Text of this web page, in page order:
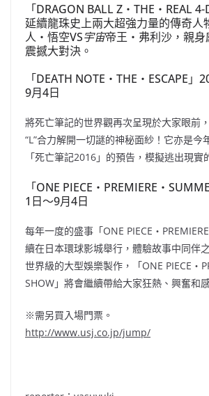
「DRAGON BALL Z・THE・REAL 4-
延續龍珠史上兩大超強力量的傳奇人
人・悟空VS宇宙帝王・弗利沙，親
震撼大對決。
「DEATH NOTE・THE・ESCAPE」
9月4日
將死亡筆記的世界觀再次呈現於大家眼前
“L”合力解開一切謎的神秘面紗！它亦是今
「死亡筆記2016」的預告，模擬逃出現實
「ONE PIECE・PREMIERE・
1日～9月4日
每年一度的盛事「ONE PIECE・
續在日本環球影城舉行，體驗故事中同伴
世界級的大型娛樂製作，「ONE PIECE・
SHOW」將會繼續帶給大家狂熱、興奮和
※需另買入場門票。
http://www.usj.co.jp/jump/